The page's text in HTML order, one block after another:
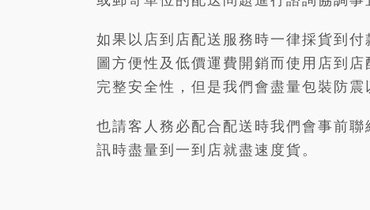
如果以店到店配送服務時一律採貨到
圖方便性及低價運費開銷而使用店到
完整安全性，但是我們會盡量包裝防震
也請客人務必配合配送時我們會事前
訊時盡量到一到店就盡速度貨。